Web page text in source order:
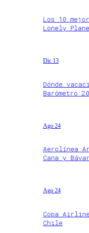
Los 10
Lonely
Dic 13
Dónde
Barómetro
Ago 24
Aerolínea
Cana y
Ago 24
Copa
Chile